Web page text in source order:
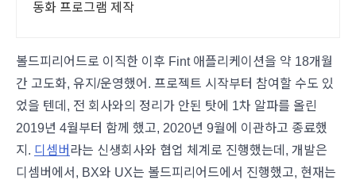
동화 프로그램 제작
볼드피리어드로 이직한 이후 Fint 애플리케이션을 약 18개월
간 고도화, 유지/운영했어. 프로젝트 시작부터 참여할 수도 있
었을 텐데, 전 회사와의 정리가 안된 탓에 1차 알파를 올린
2019년 4월부터 함께 했고, 2020년 9월에 이관하고 종료했
지. 디셈버 라는 신생회사와 협업 체계로 진행했는데, 개발은
디셈버에서, BX와 UX는 볼드피리어드에서 진행했고, 현재는